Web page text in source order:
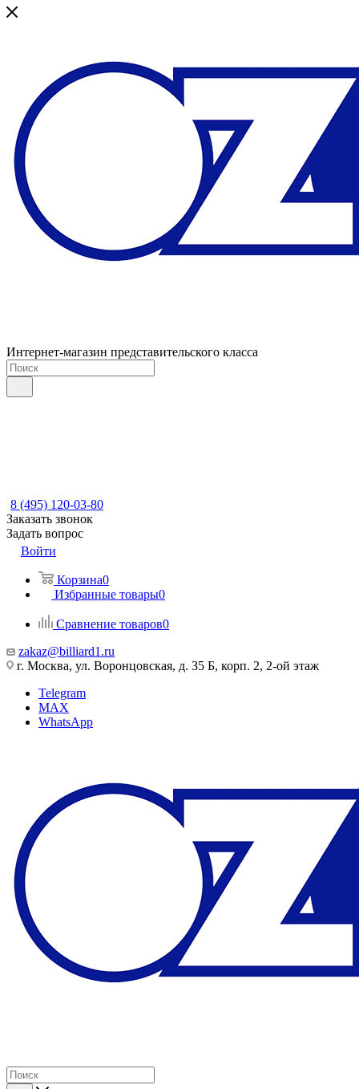
Интернет-магазин представительского класса
8 (495) 120-03-80
Заказать звонок
Задать вопрос
Войти
Корзина0
Избранные товары0
Сравнение товаров0
zakaz@billiard1.ru
г. Москва, ул. Воронцовская, д. 35 Б, корп. 2, 2-ой этаж
Telegram
MAX
WhatsApp